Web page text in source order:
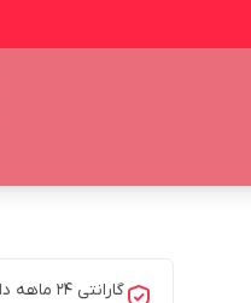
گارانتی 24 ماهه داده پرداز تلاش